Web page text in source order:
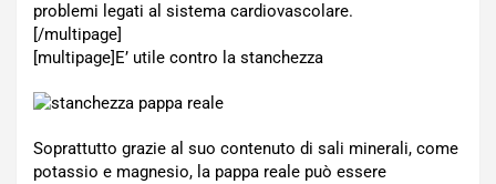
problemi legati al sistema cardiovascolare.
[/multipage]
[multipage]E’ utile contro la stanchezza
Soprattutto grazie al suo contenuto di sali minerali, come
potassio e magnesio, la pappa reale può essere